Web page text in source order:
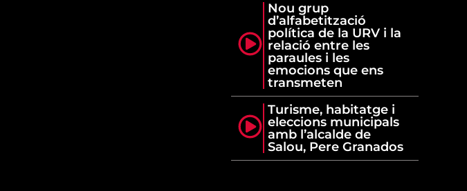
Nou grup
d’alfabetització
política de la URV i la
relació entre les
paraules i les
emocions que ens
transmeten
Turisme, habitatge i
eleccions municipals
amb l’alcalde de
Salou, Pere Granados